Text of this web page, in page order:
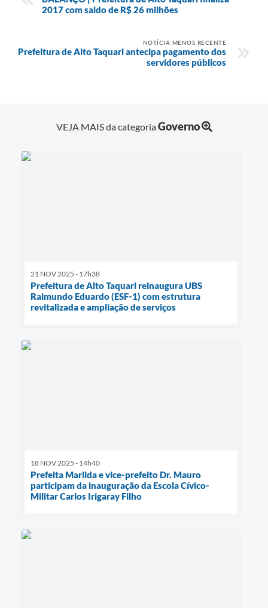
2017 com saldo de R$ 26 milhões
NOTÍCIA MENOS RECENTE
Prefeitura de Alto Taquari antecipa pagamento dos
servidores públicos
VEJA MAIS da categoriaGoverno
21 NOV 2025 - 17h38
Prefeitura de Alto Taquari reinaugura UBS
Raimundo Eduardo (ESF-1) com estrutura
revitalizada e ampliação de serviços
18 NOV 2025 - 14h40
Prefeita Marilda e vice-prefeito Dr. Mauro
participam da inauguração da Escola Cívico-
Militar Carlos Irigaray Filho